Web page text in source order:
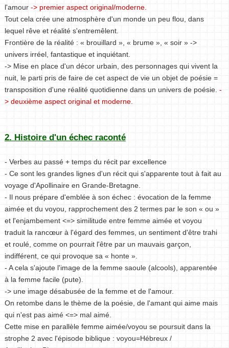
l'amour -> premier aspect original/moderne.
Tout cela crée une atmosphère d'un monde un peu flou, dans
lequel rêve et réalité s'entremêlent.
Frontière de la réalité : « brouillard », « brume », « soir » ->
univers irréel, fantastique et inquiétant.
-> Mise en place d'un décor urbain, des personnages qui vivent la
nuit, le parti pris de faire de cet aspect de vie un objet de poésie =
transposition d'une réalité quotidienne dans un univers de poésie. -
> deuxième aspect original et moderne.
2. Histoire d'un échec raconté
- Verbes au passé + temps du récit par excellence
- Ce sont les grandes lignes d'un récit qui s'apparente tout à fait au
voyage d'Apollinaire en Grande-Bretagne.
- Il nous prépare d'emblée à son échec : évocation de la femme
aimée et du voyou, rapprochement des 2 termes par le son « ou »
et l'enjambement <=> similitude entre femme aimée et voyou
traduit la rancœur à l'égard des femmes, un sentiment d'être trahi
et roulé, comme on pourrait l'être par un mauvais garçon,
indifférent, ce qui provoque sa « honte ».
- A cela s'ajoute l'image de la femme saoule (alcools), apparentée
à la femme facile (pute).
-> une image désabusée de la femme et de l'amour.
On retombe dans le thème de la poésie, de l'amant qui aime mais
qui n'est pas aimé <=> mal aimé.
Cette mise en parallèle femme aimée/voyou se poursuit dans la
strophe 2 avec l'épisode biblique : voyou=Hébreux /